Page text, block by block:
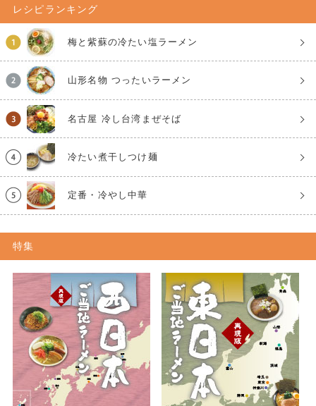
レシピランキング
梅と紫蘇の冷たい塩ラーメン
山形名物 つったいラーメン
名古屋 冷し台湾まぜそば
冷たい煮干しつけ麺
定番・冷やし中華
特集